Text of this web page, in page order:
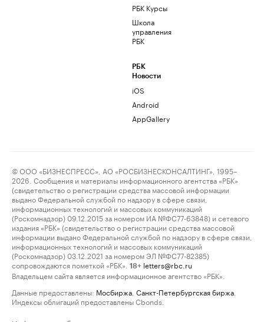
РБК Курсы
Школа
управления
РБК
РБК
Новости
iOS
Android
AppGallery
© ООО «БИЗНЕСПРЕСС», АО «РОСБИЗНЕСКОНСАЛТИНГ», 1995–
2026. Сообщения и материалы информационного агентства «РБК»
(свидетельство о регистрации средства массовой информации
выдано Федеральной службой по надзору в сфере связи,
информационных технологий и массовых коммуникаций
(Роскомнадзор) 09.12.2015 за номером ИА №ФС77-63848) и сетевого
издания «РБК» (свидетельство о регистрации средства массовой
информации выдано Федеральной службой по надзору в сфере связи,
информационных технологий и массовых коммуникаций
(Роскомнадзор) 03.12.2021 за номером ЭЛ №ФС77-82385)
сопровождаются пометкой «РБК».
18+ letters@rbc.ru
Владельцем сайта является информационное агентство «РБК».
Данные предоставлены: Мосбиржа Санкт-Петербургская биржа
Индексы облигаций предоставлены Cbonds.